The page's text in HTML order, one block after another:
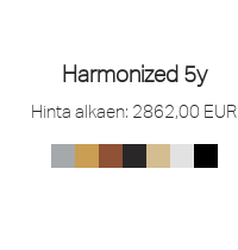
Harmonized 5y
Hinta alkaen: 2862,00 EUR